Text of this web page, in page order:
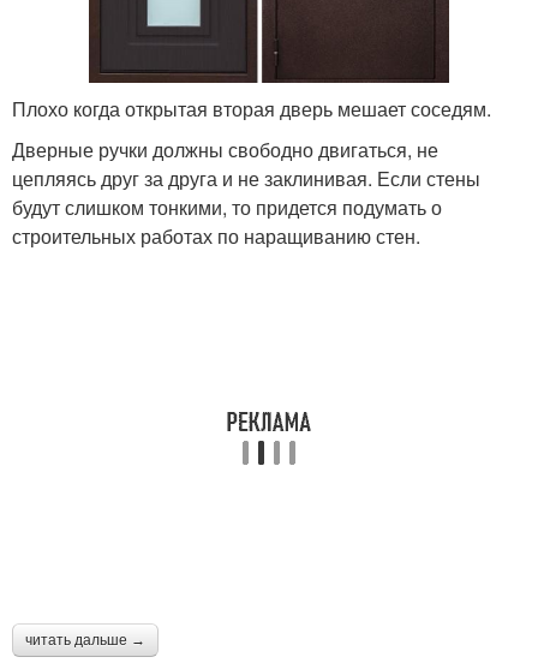
Цены на входные двери
Уличные двери Металлическая дверь
Плохо когда открытая вторая дверь мешает соседям.
Дверные ручки должны свободно двигаться, не
цепляясь друг за друга и не заклинивая. Если стены
будут слишком тонкими, то придется подумать о
строительных работах по наращиванию стен.
читать дальше →